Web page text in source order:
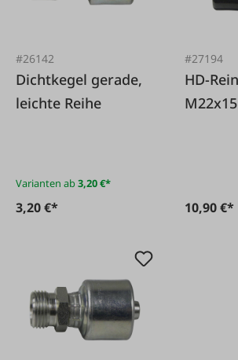
#26142
Dichtkegel gerade,
leichte Reihe
Varianten ab3,20 €*
3,20 €*
#27194
HD-
10,90 €*